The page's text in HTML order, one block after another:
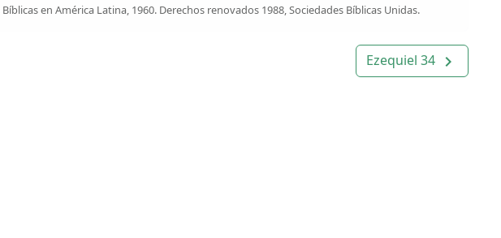
en América Latina, 1960. Derechos renovados 1988, Sociedades Bíblicas Unidas.
Ezequiel 34 navigate_next